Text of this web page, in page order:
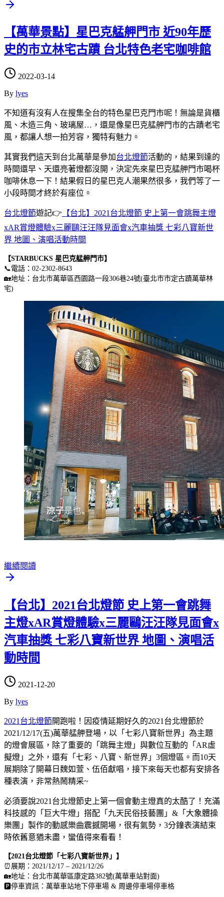
【萬華景點】星巴克艋舺門市 近90年歷
史的市立林宅古蹟 台北特色老宅咖啡館
2022-03-14
By lyes
不知道有沒有人在搜集全台的特色星巴克門市呢！無論是貨櫃
風、木造三角、玻璃屋…，還是像星巴克艋舺門市的古蹟老宅
風，都讓人想一拍芳容，獨特有魅力。
其實我們這天到台北萬華是參加台北燈節活動的，結果到達的
時間還早、天還亮著燈都沒開，決定先來星巴克艋舺門市喝杯
咖啡休息一下！結果假日的星巴克人潮果然很多，我們等了一
小段時間才終於有座位。
台北燈節遊記👉 【台北】2021台北燈節 史上第一會跳舞主燈
xAR賞燈體驗x三麗鷗汪汪隊見面會x汽車抽獎 七彩八寶新世
界 地圖、演唱活動時間
【STARBUCKS 星巴克艋舺門市】
📞電話：02-2302-8643
🏡地址：台北市萬華區西園路一段306巷24號(臺北市市定古蹟萬華林
宅)
繼續閱讀
【台北】2021台北燈節 史上第一會跳舞
主燈xAR賞燈體驗x三麗鷗汪汪隊見面會x
汽車抽獎 七彩八寶新世界 地圖、演唱活
動時間
2021-12-20
By lyes
2021台北燈節開跑啦！因疫情延期好久的2021台北燈節於
2021/12/17(五)萬華艋舺登場，以「七彩八寶新世界」為主題
的燈會展區，除了重要的「跳舞主燈」與數位互動的「AR虛
擬燈」之外，還有「七彩、八寶、新世界」3個燈區。而10天
展期除了開幕日魏如萱、伍佰獻唱，接下來每天也都有安排各
種表演，非常熱鬧精采~
必須要說2021台北燈節史上第一個會動主燈真的太酷了！充滿
科技感的「巨大牛燈」搭配「九天民俗技藝團」&「大象體操
樂團」製作的動感樂曲震撼開場，很有氣勢，3分鐘表演結束
時依舊意猶未盡，蠻值得來看看！
【2021台北燈節「七彩八寶新世界」】
⏰展期：2021/12/17 – 2021/12/26
🏡地址：台北市萬華區康定路382號(萬華車站對面)
🅿️停車資訊：萬華車站地下停車場 & 周邊停車場停車格